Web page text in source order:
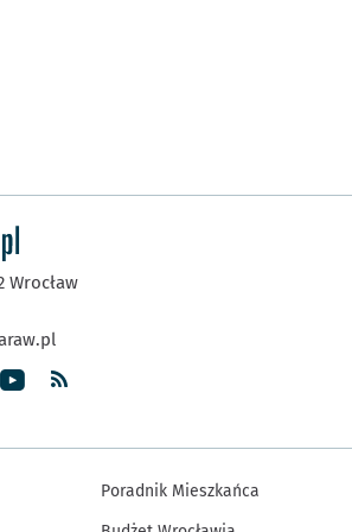
Wrocław
Poradnik Mieszkańca